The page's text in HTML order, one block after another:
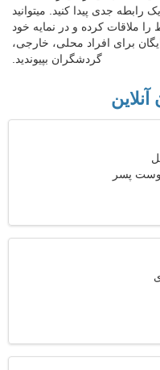
رابطه جدی پیدا کنید. میتوانید
را ملاقات کرده و در نمایه خود
برای افراد محلی، خارجی،
گردشگران بپیوندید.
پسر